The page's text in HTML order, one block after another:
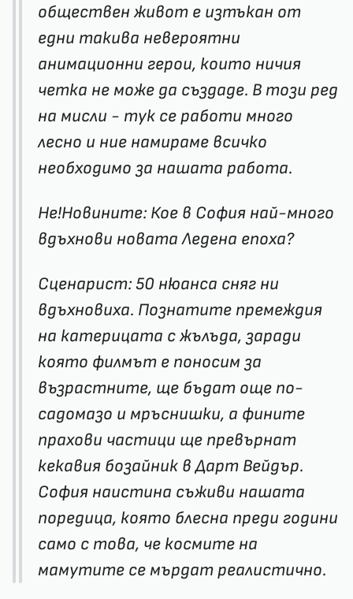
обществен живот е изтъкан от
едни такива невероятни
анимационни герои, които ничия
четка не може да създаде. В този ред
на мисли - тук се работи много
лесно и ние намираме всичко
необходимо за нашата работа.
Не!Новините: Кое в София най-много
вдъхнови новата Ледена епоха?
Сценарист: 50 нюанса сняг ни
вдъхновиха. Познатите премеждия
на катерицата с жълъда, заради
която филмът е поносим за
възрастните, ще бъдат още по-
садомазо и мръснишки, а фините
прахови частици ще превърнат
кекавия бозайник в Дарт Вейдър.
София наистина съживи нашата
поредица, която блесна преди години
само с това, че космите на
мамутите се мърдат реалистично.